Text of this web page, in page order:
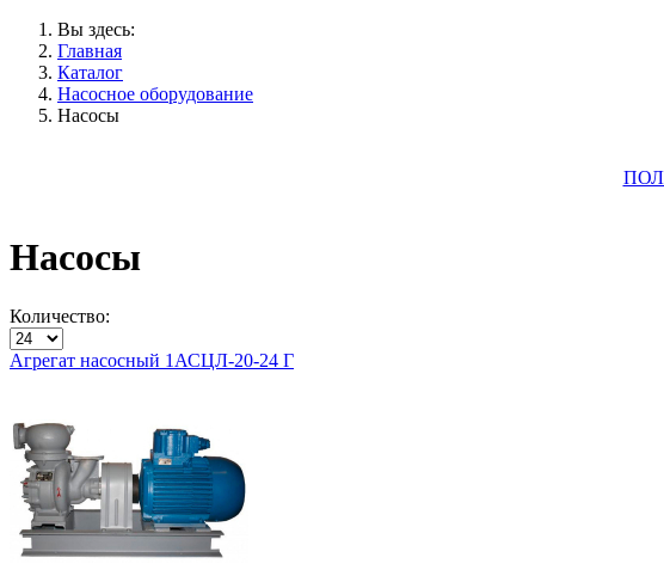
Вы здесь:
Главная
Каталог
Насосное оборудование
Насосы
Насосы
Количество:
Агрегат насосный 1АСЦЛ-20-24 Г